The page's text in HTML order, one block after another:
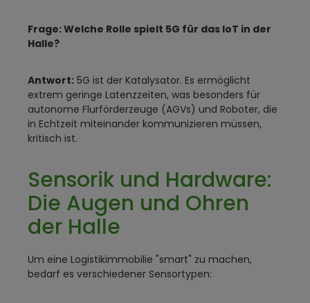
Frage: Welche Rolle spielt 5G für das IoT in der
Halle?
Antwort: 5G ist der Katalysator. Es ermöglicht
extrem geringe Latenzzeiten, was besonders für
autonome Flurförderzeuge (AGVs) und Roboter, die
in Echtzeit miteinander kommunizieren müssen,
kritisch ist.
Sensorik und Hardware:
Die Augen und Ohren
der Halle
Um eine Logistikimmobilie "smart" zu machen,
bedarf es verschiedener Sensortypen: